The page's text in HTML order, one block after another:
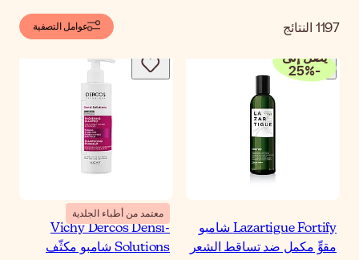
1197 النتائج عوامل التصفية
يصل إلى
-
25%
Lazartigue Fortify شامبو
مقوٍّ مكمل ضد تساقط الشعر
معتمد من أطباء الجلدية
Vichy Dercos Densi-
Solutions شامبو مكثّف